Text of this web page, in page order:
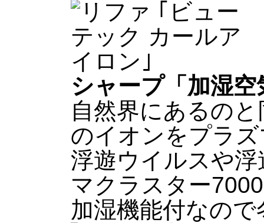
シャープ「加湿空
自然界にあるの
のイオンをプラ
浮遊ウイルスや
マクラスター
加湿機能付なの